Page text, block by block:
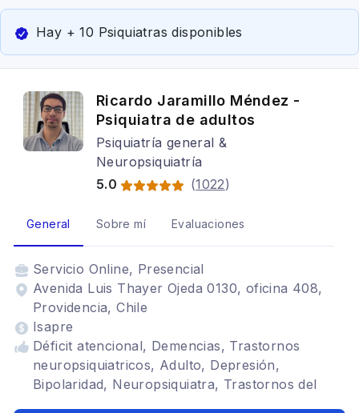
Hay + 10 Psiquiatras disponibles
Ricardo Jaramillo Méndez -
Psiquiatra de adultos
Psiquiatría general &
Neuropsiquiatría
5.0
(1022)
General Sobre mí Evaluaciones
Servicio Online, Presencial
Avenida Luis Thayer Ojeda 0130, oficina 408,
Providencia, Chile
Isapre
Déficit atencional, Demencias, Trastornos
neuropsiquiatricos, Adulto, Depresión,
Bipolaridad, Neuropsiquiatra, Trastornos del